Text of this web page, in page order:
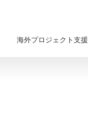
海外プロジェクト支援